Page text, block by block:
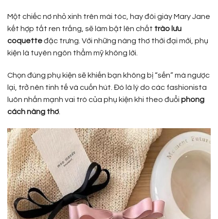
Một chiếc nơ nhỏ xinh trên mái tóc, hay đôi giày Mary Jane
kết hợp tất ren trắng, sẽ làm bật lên chất trào lưu
coquetteđặc trưng. Với những nàng thơ thời đại mới, phụ
kiện là tuyên ngôn thẩm mỹ không lời.
Chọn đúng phụ kiện sẽ khiến bạn không bị “sến” mà ngược
lại, trở nên tinh tế và cuốn hút. Đó là lý do các fashionista
luôn nhấn mạnh vai trò của phụ kiện khi theo đuổi phong
cách nàng thơ.